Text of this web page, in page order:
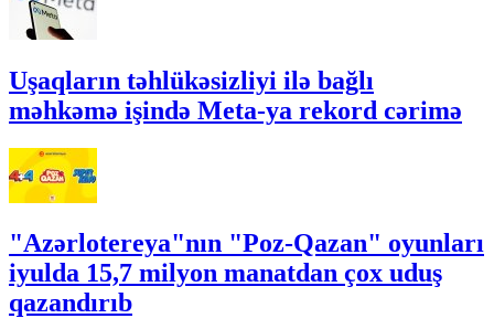
Uşaqların təhlükəsizliyi ilə bağlı
məhkəmə işində Meta-ya rekord cərimə
"Azərlotereya"nın "Poz-Qazan" oyunları
iyulda 15,7 milyon manatdan çox uduş
qazandırıb